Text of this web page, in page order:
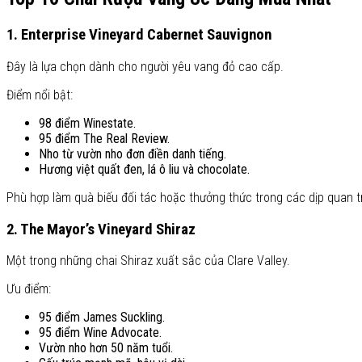
1. Enterprise Vineyard Cabernet Sauvignon
Đây là lựa chọn dành cho người yêu vang đỏ cao cấp.
Điểm nổi bật:
98 điểm Winestate.
95 điểm The Real Review.
Nho từ vườn nho đơn điền danh tiếng.
Hương việt quất đen, lá ô liu và chocolate.
Phù hợp làm quà biếu đối tác hoặc thưởng thức trong các dịp quan
2. The Mayor’s Vineyard Shiraz
Một trong những chai Shiraz xuất sắc của Clare Valley.
Ưu điểm:
95 điểm James Suckling.
95 điểm Wine Advocate.
Vườn nho hơn 50 năm tuổi.